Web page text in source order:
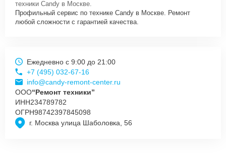
техники Candy в Москве.
Профильный сервис по технике Candy в Москве. Ремонт
любой сложности с гарантией качества.
г. Москва улица Шаболовка, 56
Ежедневно с 9:00 до 21:00
+7 (495) 032-67-16
info@candy-remont-center.ru
ООО“Ремонт техники”
ИНН234789782
ОГРН98742397845098